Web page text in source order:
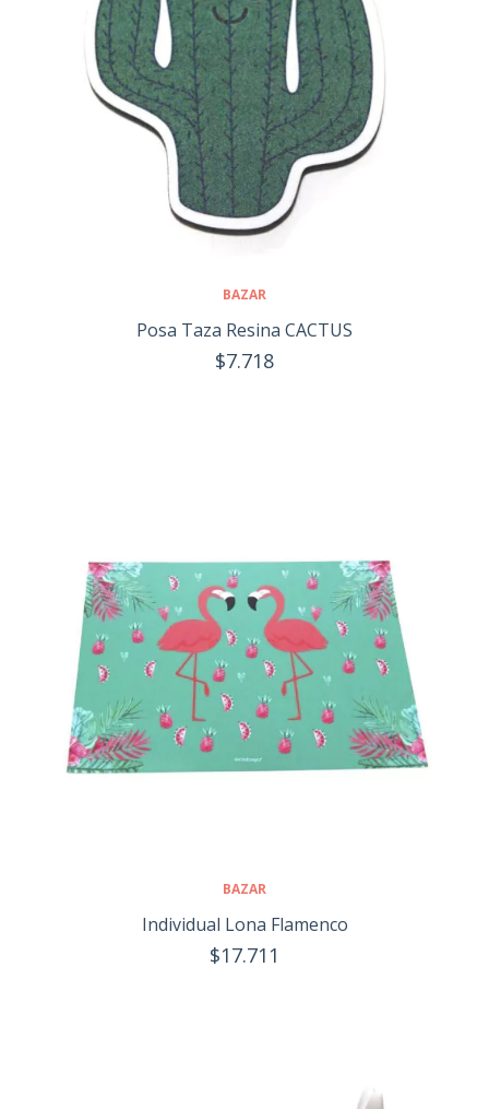
BAZAR
Posa Taza Resina CACTUS
$7.718
BAZAR
Individual Lona Flamenco
$17.711